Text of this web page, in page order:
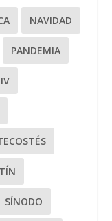
NAVIDAD
PANDEMIA
SÍNODO